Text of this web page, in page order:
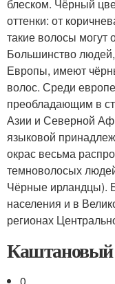
блеском. Чёрный
оттенки: от
такие волосы могут
Большинство
Европы, имеют
волос. Среди
преобладающим в
Азии и Северной
языковой
окрас весьма
темноволосых
Чёрные ирландцы).
населения и в
регионах
Каштановый